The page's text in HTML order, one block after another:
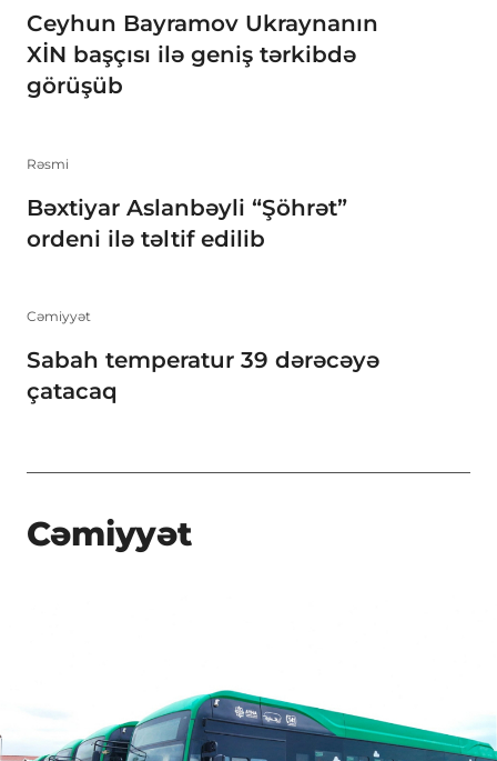
Ceyhun Bayramov Ukraynanın
XİN başçısı ilə geniş tərkibdə
görüşüb
Rəsmi
Bəxtiyar Aslanbəyli “Şöhrət”
ordeni ilə təltif edilib
Cəmiyyət
Sabah temperatur 39 dərəcəyə
çatacaq
Cəmiyyət